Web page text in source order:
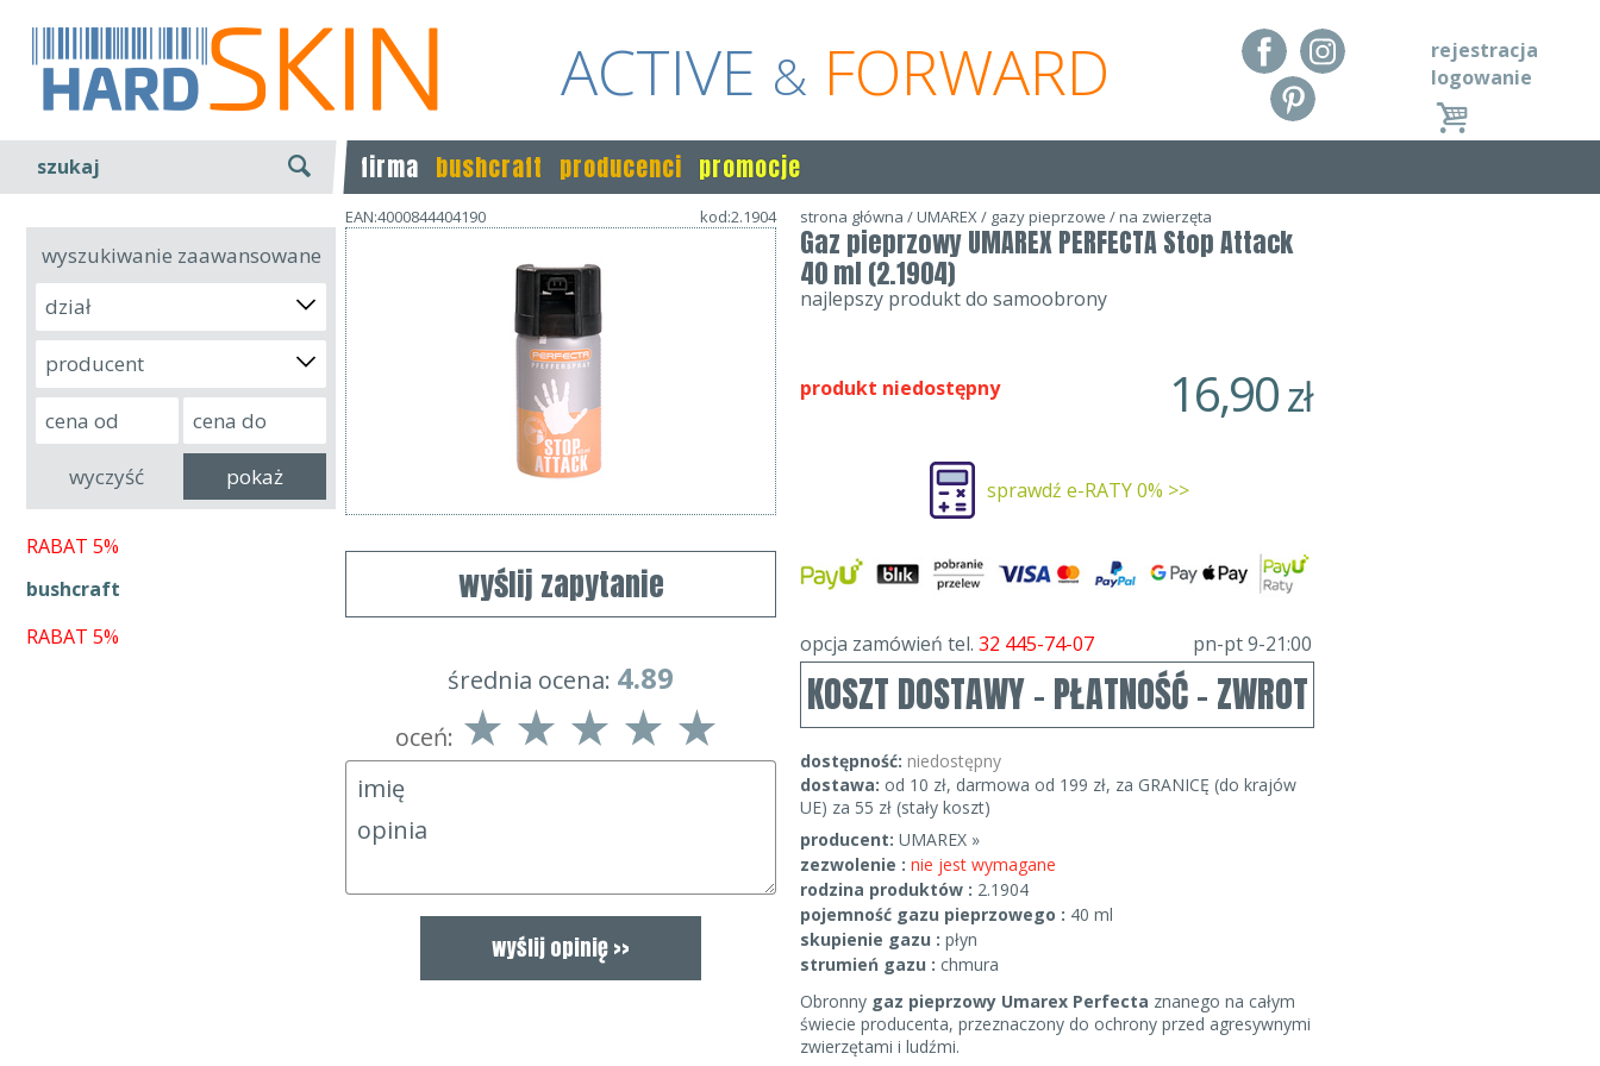
ACTIVE & FORWARD
rejestracja
logowanie
szukaj firma bushcraft producenci promocje
wyszukiwanie zaawansowane
dział
producent
RABAT 5%
bushcraft
RABAT 5%
EAN:4000844404190 kod:2.1904
wyślij zapytanie
średnia ocena: 4.89
oceń:
strona główna /UMAREX/ gazy pieprzowe /na zwierzęta
Gaz pieprzowy UMAREX PERFECTA Stop Attack
40 ml (2.1904)
najlepszy produkt do samoobrony
16,90zł
produkt niedostępny
sprawdź e-RATY 0% >>
opcja zamówień tel. 32 445-74-07 pn-pt 9-21:00
KOSZT DOSTAWY - PŁATNOŚĆ - ZWROT
dostępność: niedostępny
dostawa: od 10 zł, darmowa od 199 zł, za GRANICĘ (do krajów
UE) za 55 zł (stały koszt)
producent: UMAREX »
zezwolenie : nie jest wymagane
rodzina produktów : 2.1904
pojemność gazu pieprzowego : 40 ml
skupienie gazu : płyn
strumień gazu : chmura
Obronny gaz pieprzowy Umarex Perfecta znanego na całym
świecie producenta, przeznaczony do ochrony przed agresywnymi
zwierzętami i ludźmi.